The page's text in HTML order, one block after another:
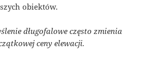
obiektów.
długofalowe często zmienia
ceny elewacji.